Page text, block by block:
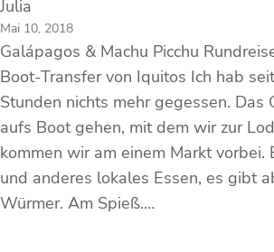
Julia
Mai 10, 2018
Galápagos & Machu Picchu
Boot-Transfer von Iquitos Ich hab
Stunden nichts mehr gegessen. Das
aufs Boot gehen, mit dem wir zur
kommen wir am einem Markt vorbei.
und anderes lokales Essen, es gibt
Würmer. Am Spieß.…